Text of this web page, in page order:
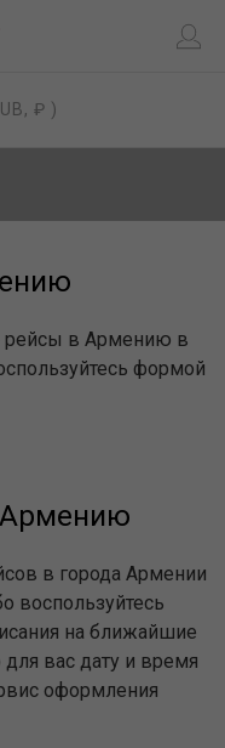
( RUB, ₽ )
рейсы в Армению в
формой
Армению
в города Армении
воспользуйтесь
на ближайшие
вас дату и время
оформления